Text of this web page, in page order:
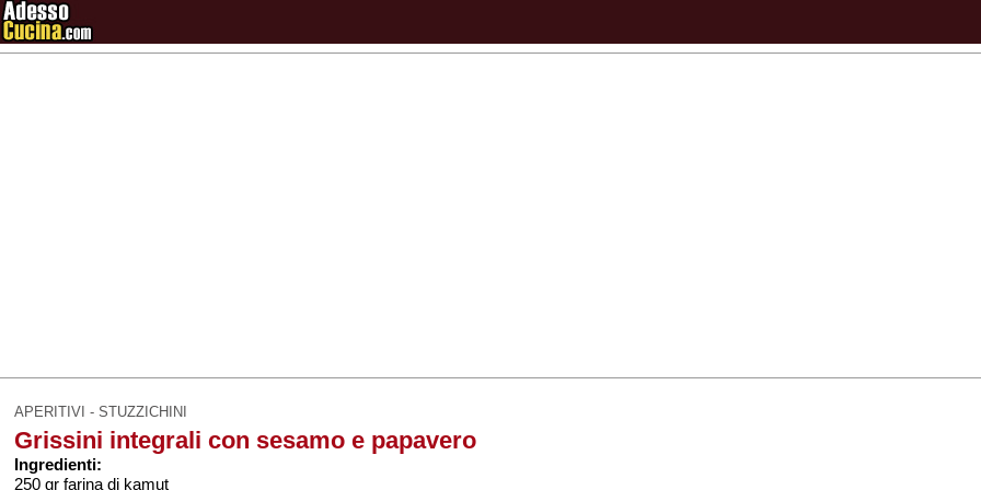
APERITIVI - STUZZICHINI
Grissini integrali con sesamo e papavero
Ingredienti:
250 gr farina di kamut